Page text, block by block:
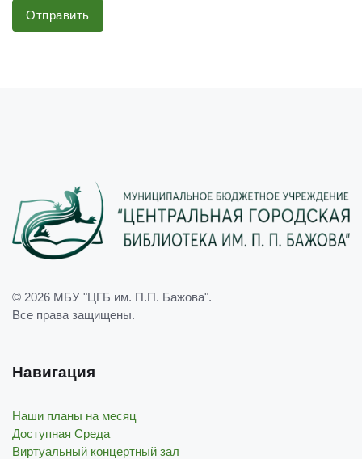
Отправить
© 2026 МБУ "ЦГБ им. П.П. Бажова".
Все права защищены.
Навигация
Наши планы на месяц
Доступная Среда
Виртуальный концертный зал